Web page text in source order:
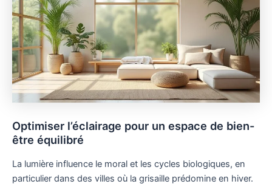
Optimiser l’éclairage pour un espace de bien-
être équilibré
La lumière influence le moral et les cycles biologiques, en
particulier dans des villes où la grisaille prédomine en hiver.